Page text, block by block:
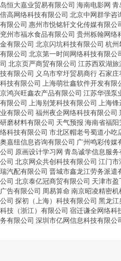
岛恒大嘉业贸易有限公司 海南电影网 青
倍高网络科技有限公司 北京中网群学咨
有限公司 惠州市悦铭轩文化传媒有限公
兖州市福水食品有限公司 贵州栎翰网络
金有限公司 北京闪坑科技有限公司 杭州
有限公司 北京第一时间网络科技有限公
司 北京页严商贸有限公司 江苏西双湖旅
技有限公司 义乌市窄圩贸易商行石家庄
科技有限公司
上海萌壮鑫软件开发有限
京鸿兴旺鑫农产品有限公司 江苏华强泵
有限公司
上海别笼科技有限公司 上海
业有限公司 福州夜企网络科技有限公司
研磨材料有限公司 天气预报 海南省福阳
络科技有限公司 市北区帽老号蜀道小吃
奥嘉纽信息咨询有限公司 广州鸣彩传媒
公司 原画设计学习网 青岛诚学信息服务
公司 北京网众共创科技有限公司 江门市
瑞汽配有限公司 晋城市鑫龙江劳务派遣
公司 北京泰亿冠商贸有限公司 天津市盈
广告有限公司 周易算命 南京昭凌精密机
公司 探初（上海）科技有限公司 黑龙江
科技（浙江）有限公司 宿迁谦全网络科
务有限公司 深圳市亿网信息科技有限公